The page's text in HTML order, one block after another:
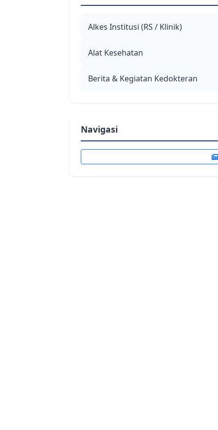
Alkes Institusi (RS / Klinik)
Alat Kesehatan
Berita & Kegiatan Kedokteran
Navigasi